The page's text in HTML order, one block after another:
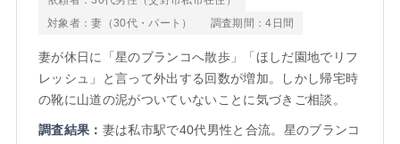
対象者：妻（30代・パート）
調査期間：4日間
妻が休日に「星のブランコへ散歩」「ほしだ園地でリフ
レッシュ」と言って外出する回数が増加。しかし帰宅時
の靴に山道の泥がついていないことに気づきご相談。
調査結果： 妻は私市駅で40代男性と合流。星のブランコ